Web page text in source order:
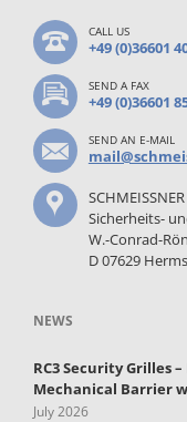
CALL US
+49 (0)36601
SEND A FAX
+49 (0)36601
SEND AN E-MAIL
Sicherheits-
W.-Conrad-
D 07629
NEWS
RC3 Security Grilles
Mechanical Barrier
July 2026